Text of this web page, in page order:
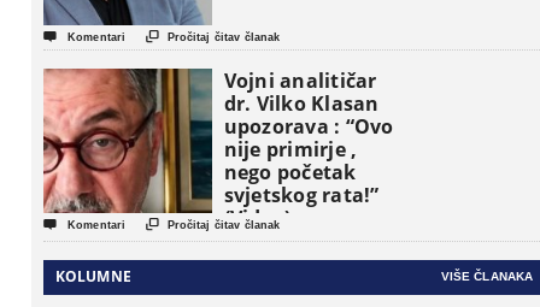
 Komentari  Pročitaj čitav članak
Vojni analitičar
dr. Vilko Klasan
upozorava : “Ovo
nije primirje ,
nego početak
svjetskog rata!”
(Video)
 Komentari  Pročitaj čitav članak
KOLUMNE VIŠE ČLANAKA